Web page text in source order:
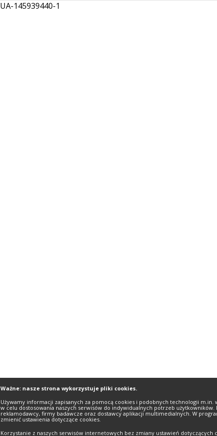
Ważne: nasze strona wykorzystuje pliki cookies.
Używamy informacji zapisanych za pomocą cookies i podobnych technologii
w celu dostosowania naszych serwisów do indywidualnych potrzeb użytkowników.
reklamodawcy, firmy badawcze oraz dostawcy aplikacji multimedialnych. W
zmienić ustawienia dotyczące cookies.
Korzystanie z naszych serwisów internetowych bez zmiany ustawień dotyczących
UA-145939440-1